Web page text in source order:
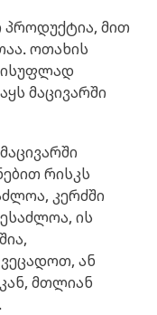
პროდუქტია, მით
ოთახის
მაცივარში
რისკს
კერძში
ის
ან
მთლიან